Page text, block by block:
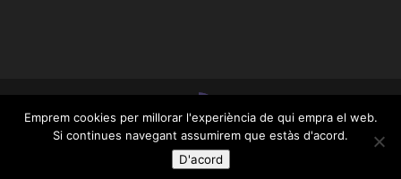
Designed byElegant Themes| Powered by
WordPress
Emprem cookies per millorar l'experiència de qui empra el web.
Si continues navegant assumirem que estàs d'acord.
D'acord